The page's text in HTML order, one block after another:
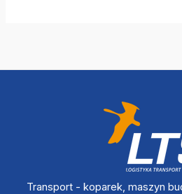
Transport - koparek, maszyn